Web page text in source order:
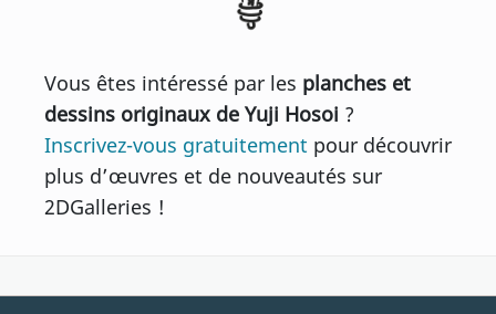
Vous êtes intéressé par les planches et
dessins originaux de Yuji Hosoi ?
Inscrivez-vous gratuitement pour découvrir
plus d’œuvres et de nouveautés sur
2DGalleries !